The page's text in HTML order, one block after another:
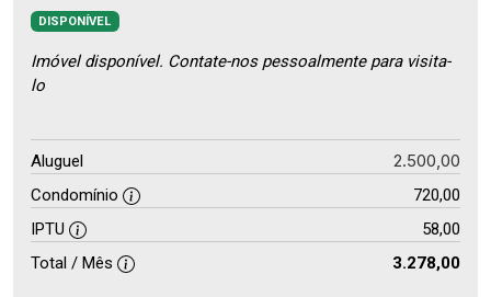
DISPONÍVEL
Imóvel disponível. Contate-nos pessoalmente para visita-
lo
Aluguel 2.500,00
Condomínio
720,00
IPTU
58,00
Total / Mês
3.278,00